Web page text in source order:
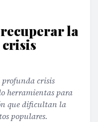
la
crisis
herramientas para
que dificultan la
populares.